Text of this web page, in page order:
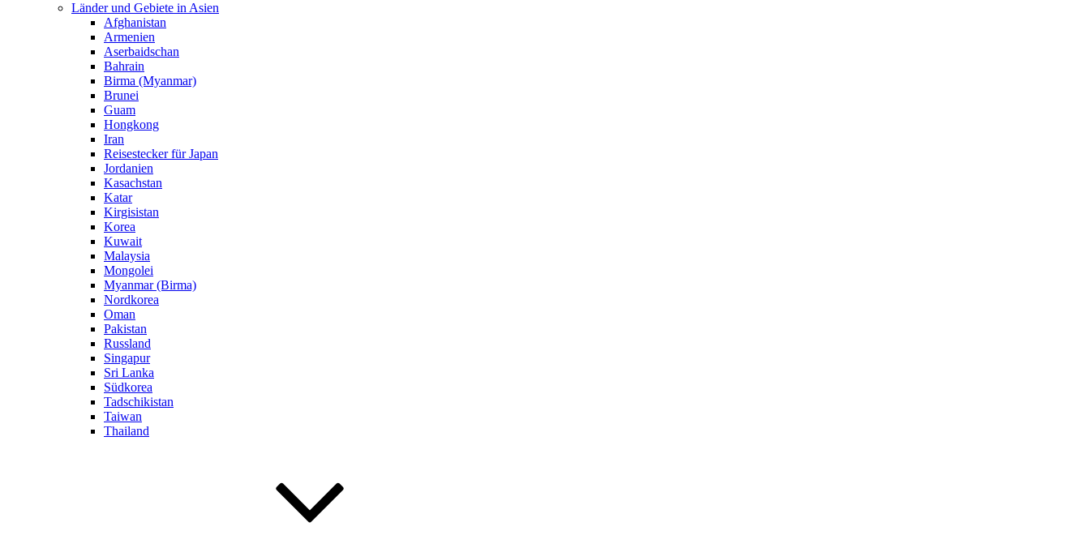
Länder und Gebiete in Asien
Afghanistan
Armenien
Aserbaidschan
Bahrain
Birma (Myanmar)
Brunei
Guam
Hongkong
Iran
Reisestecker für Japan
Jordanien
Kasachstan
Katar
Kirgisistan
Korea
Kuwait
Malaysia
Mongolei
Myanmar (Birma)
Nordkorea
Oman
Pakistan
Russland
Singapur
Sri Lanka
Südkorea
Tadschikistan
Taiwan
Thailand